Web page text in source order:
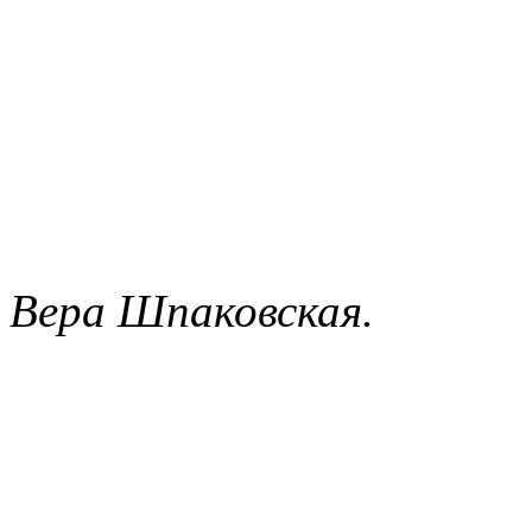
Вера Шпаковская.